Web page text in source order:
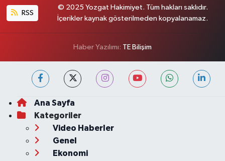
RSS
© 2025 Yozgat Hakimiyet. Tüm hakları saklıdır.
İçerikler kaynak gösterilmeden kopyalanamaz.
Haber Yazılımı: TE Bilişim
Ana Sayfa
Kategoriler
Video Haberler
Genel
Ekonomi